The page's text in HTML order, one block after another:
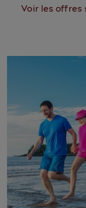
Voir les offres